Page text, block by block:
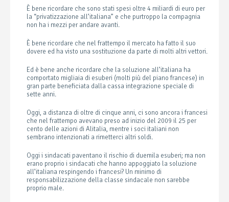
È bene ricordare che sono stati spesi oltre 4 miliardi di euro per
la “privatizzazione all’italiana” e che purtroppo la compagnia
non ha i mezzi per andare avanti.
È bene ricordare che nel frattempo il mercato ha fatto il suo
dovere ed ha visto una sostituzione da parte di molti altri vettori.
Ed è bene anche ricordare che la soluzione all’italiana ha
comportato migliaia di esuberi (molti più del piano francese) in
gran parte beneficiata dalla cassa integrazione speciale di
sette anni.
Oggi, a distanza di oltre di cinque anni, ci sono ancora i francesi
che nel frattempo avevano preso ad inizio del 2009 il 25 per
cento delle azioni di Alitalia, mentre i soci italiani non
sembrano intenzionati a rimetterci altri soldi.
Oggi i sindacati paventano il rischio di duemila esuberi; ma non
erano proprio i sindacati che hanno appoggiato la soluzione
all’italiana respingendo i francesi? Un minimo di
responsabilizzazione della classe sindacale non sarebbe
proprio male.